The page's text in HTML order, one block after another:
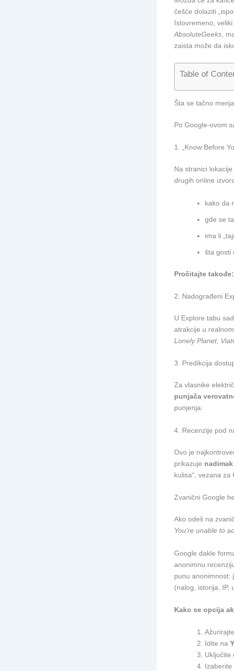
češće dolaziti
Istovremeno,
AbsoluteGeeks,
zaista može da
Table of
Šta se tačno
Po Google-ovom
1. „Know Before
Na stranici
drugih online
kako da
gde se
ima li
šta gosti
Pročitajte takođe:
2. Nadograđeni
U Explore tabu
atrakcije u
Lonely Planet,
3. Predikcija
Za vlasnike
punjača
punjenja.
4. Recenzije pod
Ovo je
prikazuje
kulisa“, vezana
Zvanični Google
Ako odeš na
You’re unable to
Google dakle
anonimnu
punu anonimnost:
(nalog, istorija, IP,
Kako se opcija
Idite na
Uključite